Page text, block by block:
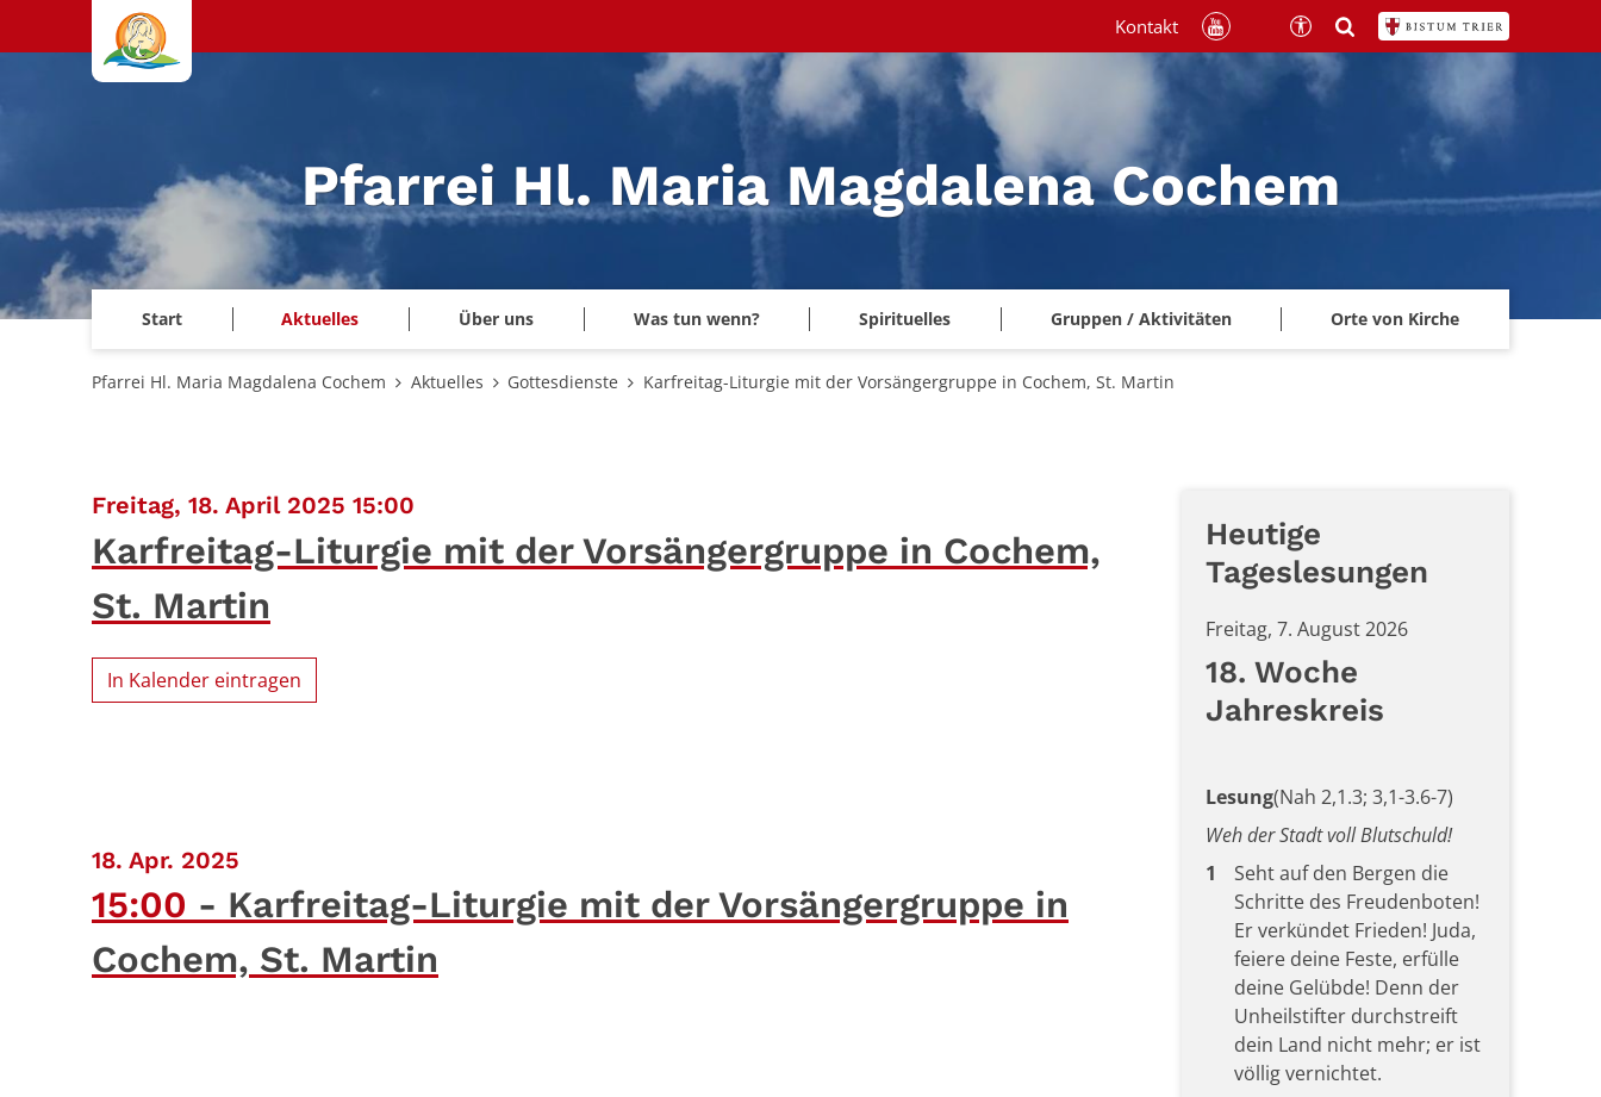
Zum Inhalt springen
Pfarrei Hl. Maria Magdalena Cochem
Start Aktuelles Über uns Was tun wenn? Spirituelles Gruppen / Aktivitäten Orte von Kirche
Kontakt
Pfarrei Hl. Maria Magdalena Cochem Aktuelles Gottesdienste Karfreitag-Liturgie mit der Vorsängergruppe in Cochem, St. Martin
Freitag, 18. April 2025 15:00
Karfreitag-Liturgie mit der Vorsängergruppe in Cochem,
St. Martin
In Kalender eintragen
18. Apr. 2025
15:00
Karfreitag-Liturgie mit der Vorsängergruppe in
Cochem, St. Martin
Heutige
Tageslesungen
Freitag, 7. August 2026
18. Woche
Jahreskreis
Lesung(Nah 2,1.3; 3,1-3.6-7)
Weh der Stadt voll Blutschuld!
1
Seht auf den Bergen die
Schritte des Freudenboten!
Er verkündet Frieden! Juda,
feiere deine Feste, erfülle
deine Gelübde! Denn der
Unheilstifter durchstreift
dein Land nicht mehr; er ist
völlig vernichtet.